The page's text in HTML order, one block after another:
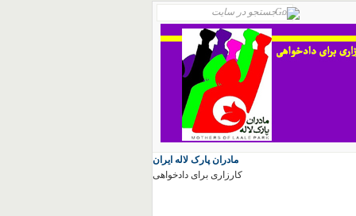
مادران پارک لاله ایران
کارزاری برای دادخواهی